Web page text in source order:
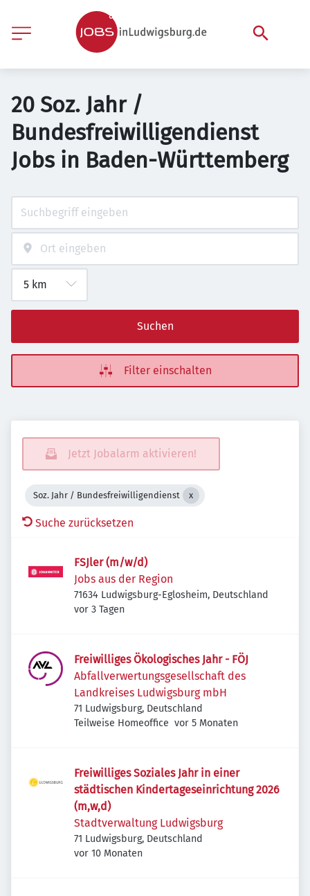
20 Soz. Jahr /
Bundesfreiwilligendienst
Jobs in Baden-Württemberg
Suchen
Filter einschalten
Jetzt Jobalarm aktivieren!
Soz. Jahr / Bundesfreiwilligendienst
Suche zurücksetzen
FSJler (m/w/d)
Jobs aus der Region
71634 Ludwigsburg-Eglosheim, Deutschland
Veröffentlicht
vor 3 Tagen
Freiwilliges Ökologisches Jahr - FÖJ
Abfallverwertungsgesellschaft des
Landkreises Ludwigsburg mbH
71 Ludwigsburg, Deutschland
Teilweise Homeoffice Veröffentlicht:
vor 5 Monaten
Freiwilliges Soziales Jahr in einer
städtischen Kindertageseinrichtung 2026
(m,w,d)
Stadtverwaltung Ludwigsburg
71 Ludwigsburg, Deutschland
Veröffentlicht:
vor 10 Monaten